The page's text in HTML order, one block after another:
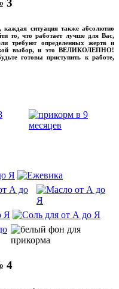
3
ситуация также абсолютно
то, что работает лучше для Вас,
требуют определенных жертв и
выбор, и это ВЕЛИКОЛЕПНО!
готовы приступить к работе,
4